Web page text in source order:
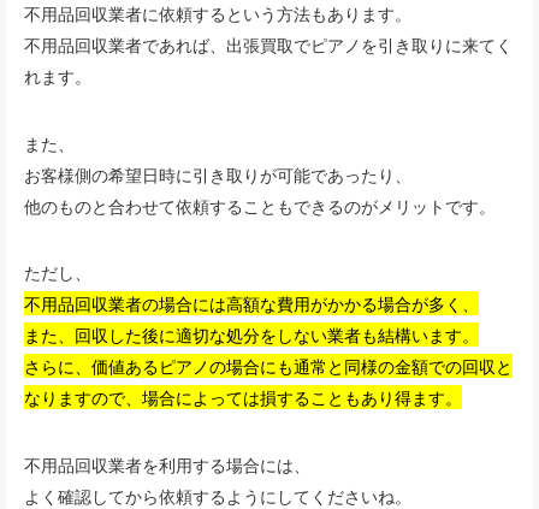
不用品回収業者に依頼するという方法もあります。
不用品回収業者であれば、出張買取でピアノを引き取りに来てく
れます。
また、
お客様側の希望日時に引き取りが可能であったり、
他のものと合わせて依頼することもできるのがメリットです。
ただし、
不用品回収業者の場合には高額な費用がかかる場合が多く、
また、回収した後に適切な処分をしない業者も結構います。
さらに、価値あるピアノの場合にも通常と同様の金額での回収と
なりますので、場合によっては損することもあり得ます。
不用品回収業者を利用する場合には、
よく確認してから依頼するようにしてくださいね。